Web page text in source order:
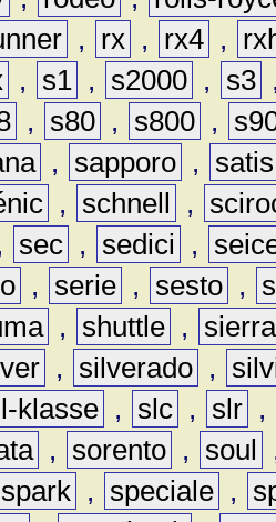
, rx , rx4 ,
, s1 , s2000 , s3
, s80 , s800 ,
, sapporo ,
satis
, schnell ,
sec , sedici ,
, serie , sesto ,
, shuttle ,
sierra
, silverado ,
klasse , slc , slr ,
, sorento , soul
spark , speciale ,